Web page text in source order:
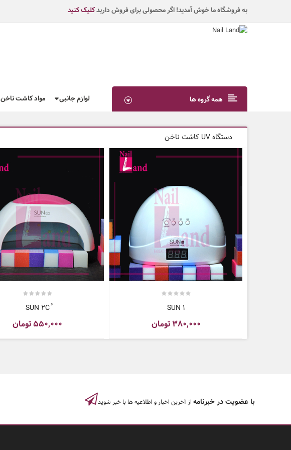
به فروشگاه ما خوش آمدید! اگر محصولی برای فروش داریدکلیک کنید
همه گروه ها لوازم جانبی مواد کاشت ناخن
دستگاه UV کاشت ناخن
SUN 1
۳۸۰,۰۰۰تومان
ُSUN 2C
۵۵۰,۰۰۰تومان
با عضویت در خبرنامه از آخرین اخبار و اطلاعیه ها با خبر شوید